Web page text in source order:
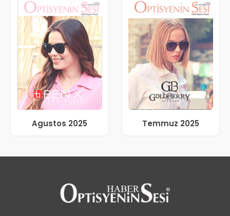
Agustos 2025 Temmuz 2025